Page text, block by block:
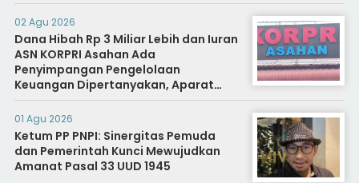
02 Agu 2026
Dana Hibah Rp 3 Miliar Lebih dan Iuran
ASN KORPRI Asahan Ada
Penyimpangan Pengelolaan
Keuangan Dipertanyakan, Aparat
Diminta Segera Usut
01 Agu 2026
Ketum PP PNPI: Sinergitas Pemuda
dan Pemerintah Kunci Mewujudkan
Amanat Pasal 33 UUD 1945